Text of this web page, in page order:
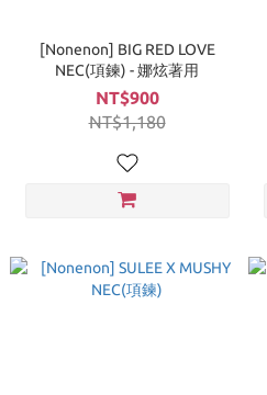
[Nonenon] BIG RED LOVE
NEC(項鍊) - 娜炫著用
NT$900
NT$1,180